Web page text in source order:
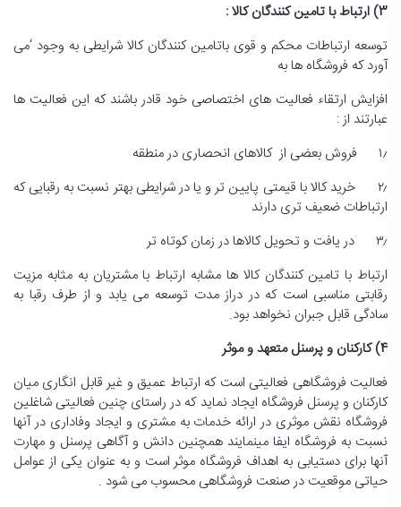
3) ارتباط با تامین کنندگان کالا :
توسعه ارتباطات محکم و قوی باتامین کنندگان کالا شرایطی به وجود ‘می
آورد که فروشگاه ها به
افزایش ارتقاء فعالیت های اختصاصی خود قادر باشند که این فعالیت ها
عبارتند از :
۱٫ فروش بعضی از کالاهای انحصاری در منطقه
۲٫ خرید کالا با قیمتی پایین تر و یا در شرایطی بهتر نسبت به رقبایی که
ارتباطات ضعیف تری دارند
۳٫ در یافت و تحویل کالاها در زمان کوتاه تر
ارتباط با تامین کنندگان کالا ها مشابه ارتباط با مشتریان به مثابه مزیت
رقابتی مناسبی است که در دراز مدت توسعه می یابد و از طرف رقبا به
سادگی قابل جبران نخواهد بود.
4) کارکنان و پرسنل متعهد و موثر
فعالیت فروشگاهی فعالیتی است که ارتباط عمیق و غیر قابل انگاری میان
کارکنان و پرسنل فروشگاه ایجاد نماید که در راستای چنین فعالیتی شاغلین
فروشگاه نقش موثری در ارائه خدمات به مشتری و ایجاد وفاداری در آنها
نسبت به فروشگاه ایفا مینمایند همچنین دانش و آگاهی پرسنل و مهارت
آنها برای دستیابی به اهداف فروشگاه موثر است و به عنوان یکی از عوامل
حیاتی موقعیت در صنعت فروشگاهی محسوب می شود .